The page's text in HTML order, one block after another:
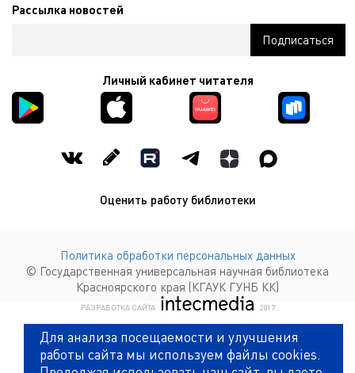
Рассылка новостей
Личный кабинет читателя
Оценить работу библиотеки
Политика обработки персональных данных
© Государственная универсальная научная библиотека
Красноярского края (КГАУК ГУНБ КК)
РАЗРАБОТКА САЙТА КОМПАНИЯ ИНТЕКМЕДИА
2017
Для анализа посещаемости и улучшения
работы сайта мы используем файлы cookies.